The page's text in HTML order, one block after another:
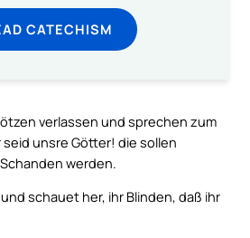
CATECHISM
verlassen und sprechen zum
unsre Götter! die sollen
werden.
schauet her, ihr Blinden, daß ihr